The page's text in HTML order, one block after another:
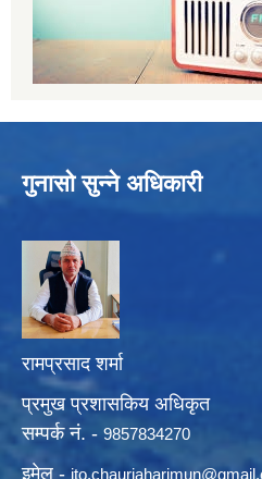
गुनासो सुन्ने अधिकारी
रामप्रसाद शर्मा
प्रमुख प्रशासकिय अधिकृत
सम्पर्क नं. - 9857834270
इमेल - ito.chaurjaharimun@